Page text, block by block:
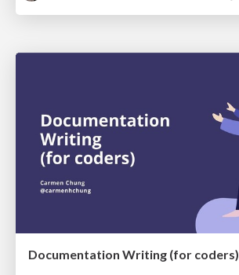
Documentation Writing (for coders)